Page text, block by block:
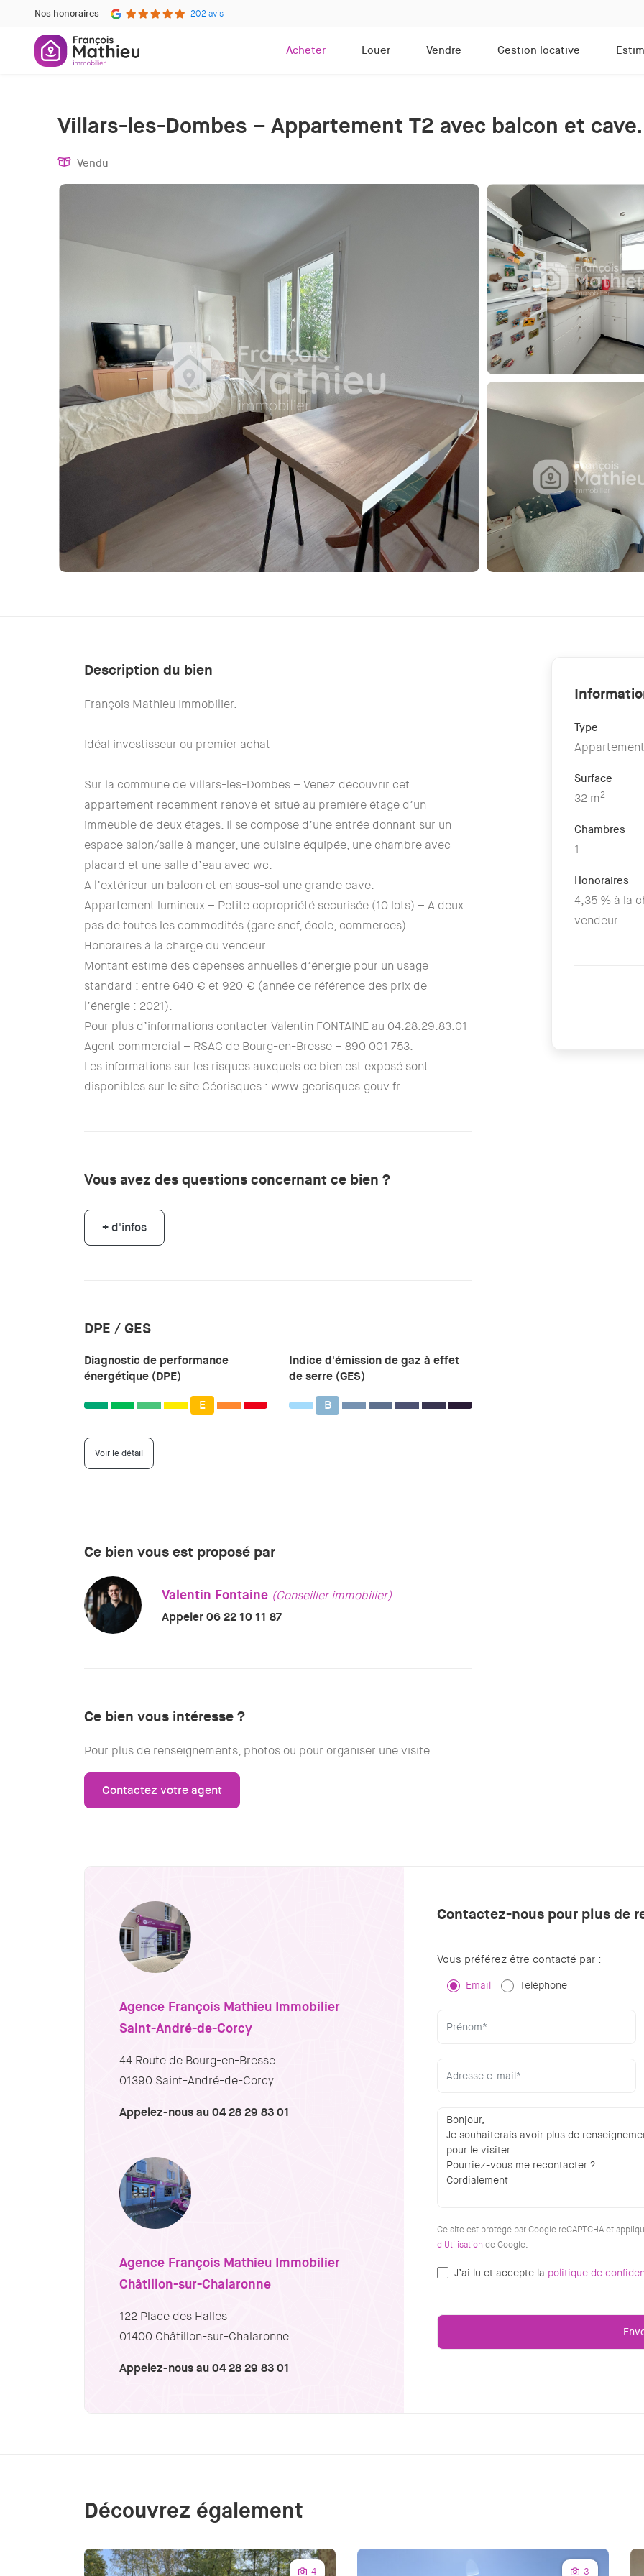
Nos honoraires 202 avis
Acheter Louer Vendre Gestion locative
Villars-les-Dombes – Appartement T2 avec balcon et cave.
Vendu
Description du bien
François Mathieu Immobilier.
Idéal investisseur ou premier achat
Sur la commune de Villars-les-Dombes – Venez découvrir cet
appartement récemment rénové et situé au première étage d’un
immeuble de deux étages. Il se compose d’une entrée donnant sur un
espace salon/salle à manger, une cuisine équipée, une chambre avec
placard et une salle d’eau avec wc.
A l’extérieur un balcon et en sous-sol une grande cave.
Appartement lumineux – Petite copropriété securisée (10 lots) – A deux
pas de toutes les commodités (gare sncf, école, commerces).
Honoraires à la charge du vendeur.
Montant estimé des dépenses annuelles d’énergie pour un usage
standard : entre 640 € et 920 € (année de référence des prix de
l’énergie : 2021).
Pour plus d’informations contacter Valentin FONTAINE au 04.28.29.83.01
Agent commercial – RSAC de Bourg-en-Bresse – 890 001 753.
Les informations sur les risques auxquels ce bien est exposé sont
disponibles sur le site Géorisques : www.georisques.gouv.fr
Vous avez des questions concernant ce bien ?
+ d'infos
DPE / GES
Diagnostic de performance
énergétique (DPE)
E
Indice d'émission de gaz à effet
de serre (GES)
B
Voir le détail
Ce bien vous est proposé par
Valentin Fontaine (Conseiller immobilier)
Appeler 06 22 10 11 87
Ce bien vous intéresse ?
Pour plus de renseignements, photos ou pour organiser une visite
Contactez votre agent
Type
Appartement
Surface
32 m2
Chambres
1
Honoraires
4,35 % à la
vendeur
Agence François Mathieu Immobilier
Saint-André-de-Corcy
44 Route de Bourg-en-Bresse
01390 Saint-André-de-Corcy
Appelez-nous au 04 28 29 83 01
Agence François Mathieu Immobilier
Châtillon-sur-Chalaronne
122 Place des Halles
01400 Châtillon-sur-Chalaronne
Appelez-nous au 04 28 29 83 01
Contactez-nous pour plus de
Vous préférez être contacté par :
Email Téléphone
Ce site est protégé par Google reCAPTCHA et
d'Utilisation de Google.
J’ai lu et accepte la politique de
Découvrez également
4 3